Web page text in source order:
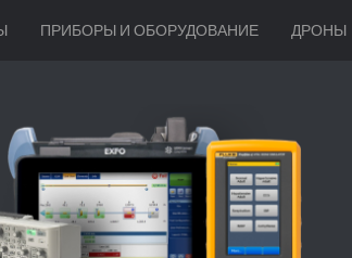
ПРИБОРЫ И ОБОРУДОВАНИЕ ДРОНЫ